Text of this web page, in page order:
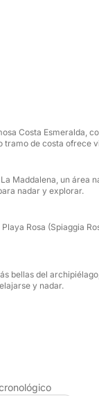
Elegancia y
generación,
y
se realizarán
y/o
de
de Destriero
zona con
para
Costa Esmeralda,
tramo de costa ofrece
Maddalena, un área
nadar y explorar.
Rosa (Spiaggia
bellas del
y nadar.